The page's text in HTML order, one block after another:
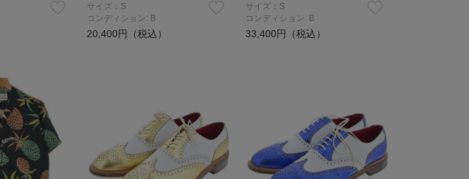
サイズ：S
コンディション: B
20,400円（税込）
サイズ：S
コンディション: B
33,400円（税込）